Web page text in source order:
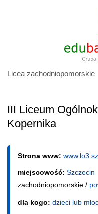
Licea zachodniopomorskie
III Liceum
Kopernika
Strona www:
miejscowość: Szczecin
zachodniopomorskie /
dla kogo: dzieci lub